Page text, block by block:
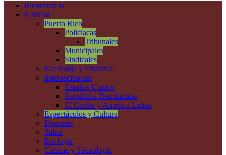
Bienvenidos
Noticias
Puerto Rico
Policiacas
Tribunales
Municipales
Sindicales
Economía y Finanzas
Internacionales
Estados Unidos
República Dominicana
El Caribe y América Latina
Espectáculos y Cultura
Deportes
Salud
Ecología
Ciencia y Tecnología